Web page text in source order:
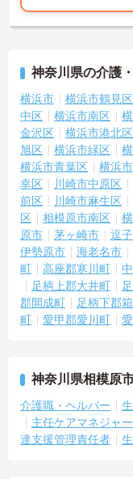
神奈川県の介護
横浜市 横浜市鶴見区
中区
横浜市南区
金沢区
横浜市港北区
旭区
横浜市緑区
横浜市青葉区
横浜
幸区
川崎市中原区
前区
川崎市麻生区
区
相模原市南区
原市
茅ヶ崎市 逗
伊勢原市
海老名市
町
高座郡寒川町
足柄上郡大井町
郡開成町
足柄下郡
町
愛甲郡愛川町
神奈川県相模原
介護職・ヘルパー
主任ケアマネジャー
達支援管理責任者